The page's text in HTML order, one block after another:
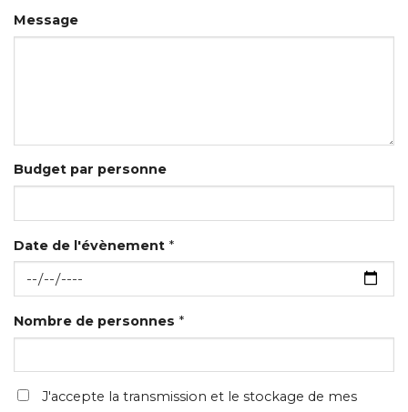
Message
Budget par personne
Date de l'évènement *
Nombre de personnes *
J'accepte la transmission et le stockage de mes